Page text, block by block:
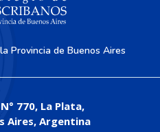
Provincia de Buenos Aires
770, La Plata,
Aires, Argentina